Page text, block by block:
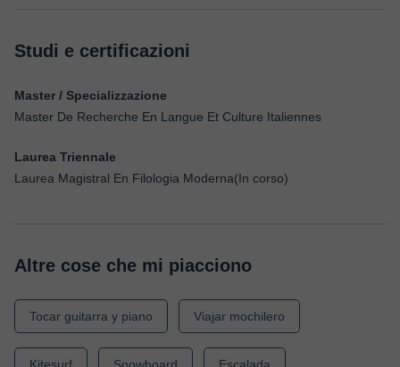
Studi e certificazioni
Master / Specializzazione
Master De Recherche En Langue Et Culture Italiennes
Laurea Triennale
Laurea Magistral En Filologia Moderna(In corso)
Altre cose che mi piacciono
Tocar guitarra y piano Viajar mochilero